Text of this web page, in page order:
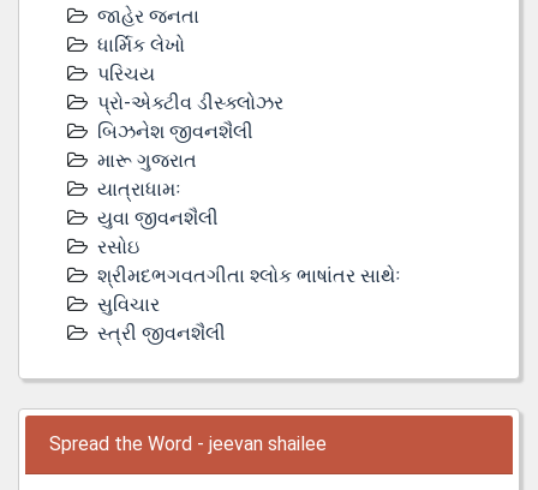
જાહેર જનતા
ધાર્મિક લેખો
પરિચય
પ્રો-એક્ટીવ ડીસ્‍ક્લોઝર
બિઝનેશ જીવનશૈલી
મારૂ ગુજરાત
યાત્રાધામઃ
યુવા જીવનશૈલી
રસોઇ
શ્રીમદભગવતગીતા શ્લોક ભાષાંતર સાથેઃ
સુવિચાર
સ્ત્રી જીવનશૈલી
Spread the Word - jeevan shailee